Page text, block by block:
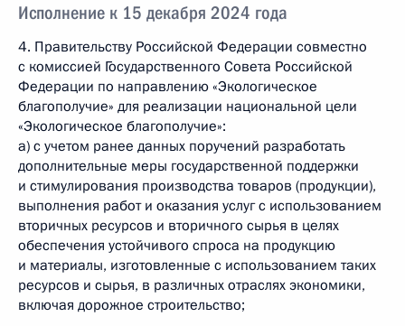
Исполнение к 15 декабря 2024 года
4. Правительству Российской Федерации совместно
с комиссией Государственного Совета Российской
Федерации по направлению «Экологическое
благополучие» для реализации национальной цели
«Экологическое благополучие»:
а) с учетом ранее данных поручений разработать
дополнительные меры государственной поддержки
и стимулирования производства товаров (продукции),
выполнения работ и оказания услуг с использованием
вторичных ресурсов и вторичного сырья в целях
обеспечения устойчивого спроса на продукцию
и материалы, изготовленные с использованием таких
ресурсов и сырья, в различных отраслях экономики,
включая дорожное строительство;